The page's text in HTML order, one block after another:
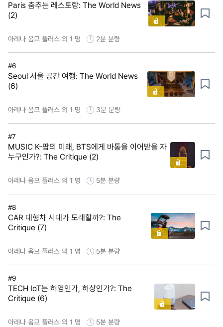
Paris 춤추는 레스토랑: The World News
(2)
아레나 옴므 플러스 외 1 명 2분 분량
#6
Seoul 서울 공간 여행: The World News
(6)
아레나 옴므 플러스 외 1 명 3분 분량
#7
MUSIC K-팝의 미래, BTS에게 바통을 이어받을 자
누구인가?: The Critique (2)
아레나 옴므 플러스 외 1 명 5분 분량
#8
CAR 대형차 시대가 도래할까?: The
Critique (7)
아레나 옴므 플러스 외 1 명 5분 분량
#9
TECH IoT는 허영인가, 허상인가?: The
Critique (6)
아레나 옴므 플러스 외 1 명 5분 분량